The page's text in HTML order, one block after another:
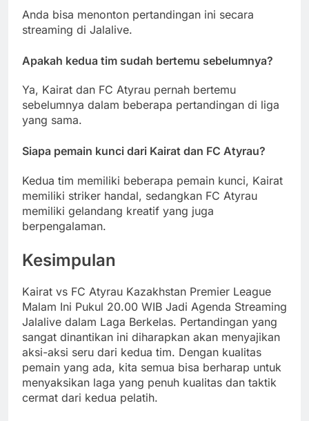
Anda bisa menonton pertandingan ini secara
streaming di Jalalive.
Apakah kedua tim sudah bertemu sebelumnya?
Ya, Kairat dan FC Atyrau pernah bertemu
sebelumnya dalam beberapa pertandingan di liga
yang sama.
Siapa pemain kunci dari Kairat dan FC Atyrau?
Kedua tim memiliki beberapa pemain kunci, Kairat
memiliki striker handal, sedangkan FC Atyrau
memiliki gelandang kreatif yang juga
berpengalaman.
Kesimpulan
Kairat vs FC Atyrau Kazakhstan Premier League
Malam Ini Pukul 20.00 WIB Jadi Agenda Streaming
Jalalive dalam Laga Berkelas. Pertandingan yang
sangat dinantikan ini diharapkan akan menyajikan
aksi-aksi seru dari kedua tim. Dengan kualitas
pemain yang ada, kita semua bisa berharap untuk
menyaksikan laga yang penuh kualitas dan taktik
cermat dari kedua pelatih.